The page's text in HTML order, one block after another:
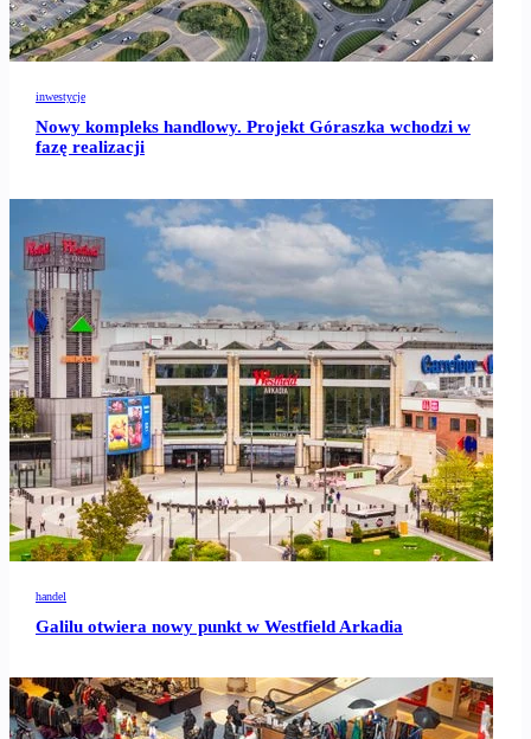
inwestycje
Nowy kompleks handlowy. Projekt Góraszka wchodzi w
fazę realizacji
handel
Galilu otwiera nowy punkt w Westfield Arkadia